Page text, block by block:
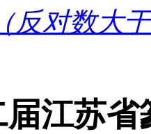
（反对数大
江苏